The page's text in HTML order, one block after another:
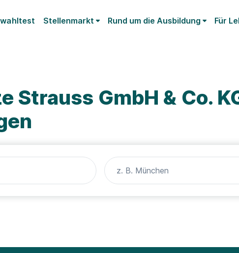
Stellenmarkt Rund um die Ausbildung Für
Strauss GmbH & Co.